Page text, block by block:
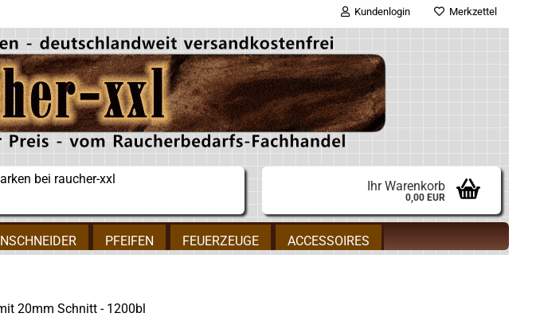
Kundenlogin
E-Mail
Passwort
Konto erstellen
Passwort vergessen?
Merkzettel
Ihr Warenkorb
0,00 EUR
PFEIFEN FEUERZEUGE ACCESSOIRES
20mm Schnitt - 1200bl